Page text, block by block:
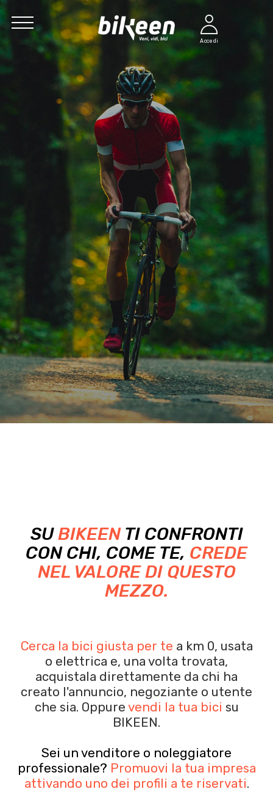
Accedi
SUBIKEENTI CONFRONTI
CON CHI, COME TE, CREDE
NEL VALORE DI QUESTO
MEZZO.
Cerca la bici giusta per te a km 0, usata
o elettrica e, una volta trovata,
acquistala direttamente da chi ha
creato l'annuncio, negoziante o utente
che sia. Oppure vendi la tua bici su
BIKEEN.
Sei un venditore o noleggiatore
professionale? Promuovi la tua impresa
attivando uno dei profili a te riservati.